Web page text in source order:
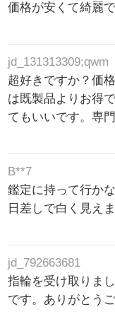
価格が安くて綺麗で
jd_131313309;qwm
超好きですか？価
は既製品よりお得
てもいいです。専
B**7
鑑定に持って行か
日差しで白く見えま
jd_792663681
指輪を受け取りま
です。ありがとう